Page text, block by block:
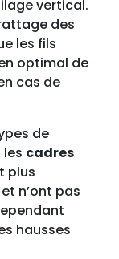
vertical.
des
les fils
optimal de
cas de
de
les cadres
plus
n’ont pas
hausses